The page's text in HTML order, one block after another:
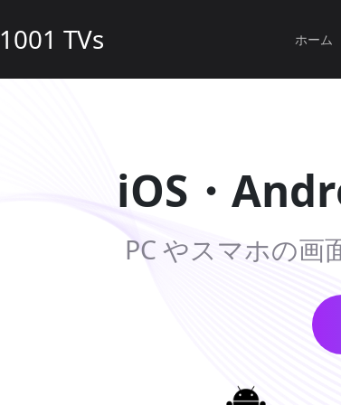
1001 TVs ホーム
iOS・
PC やスマホの画